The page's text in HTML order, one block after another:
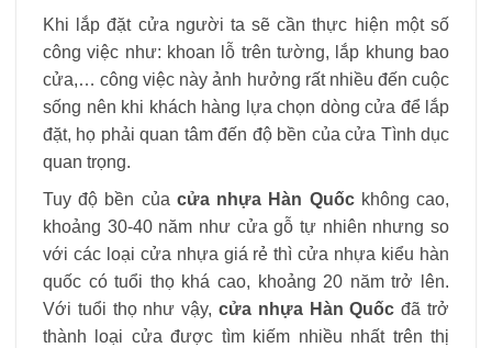
Khi lắp đặt cửa người ta sẽ cần thực hiện một số
công việc như: khoan lỗ trên tường, lắp khung bao
cửa,… công việc này ảnh hưởng rất nhiều đến cuộc
sống nên khi khách hàng lựa chọn dòng cửa để lắp
đặt, họ phải quan tâm đến độ bền của cửa Tình dục
quan trọng.
Tuy độ bền của cửa nhựa Hàn Quốckhông cao,
khoảng 30-40 năm như cửa gỗ tự nhiên nhưng so
với các loại cửa nhựa giá rẻ thì cửa nhựa kiểu hàn
quốc có tuổi thọ khá cao, khoảng 20 năm trở lên.
Với tuổi thọ như vậy, cửa nhựa Hàn Quốc đã trở
thành loại cửa được tìm kiếm nhiều nhất trên thị